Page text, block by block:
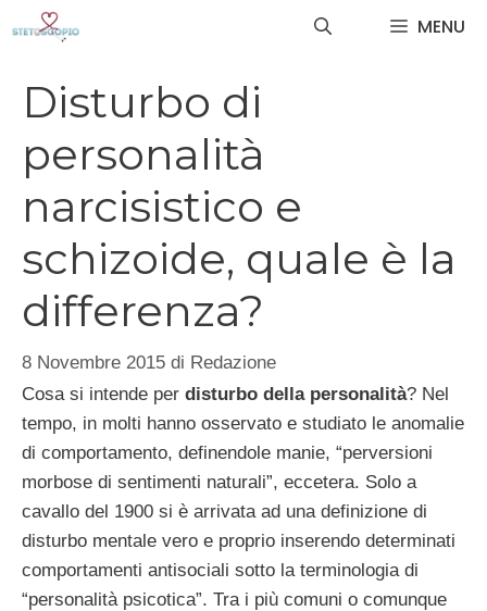
MENU
Disturbo di
personalità
narcisistico e
schizoide, quale è la
differenza?
8 Novembre 2015 di Redazione
Cosa si intende per disturbo della personalità? Nel
tempo, in molti hanno osservato e studiato le anomalie
di comportamento, definendole manie, “perversioni
morbose di sentimenti naturali”, eccetera. Solo a
cavallo del 1900 si è arrivata ad una definizione di
disturbo mentale vero e proprio inserendo determinati
comportamenti antisociali sotto la terminologia di
“personalità psicotica”. Tra i più comuni o comunque